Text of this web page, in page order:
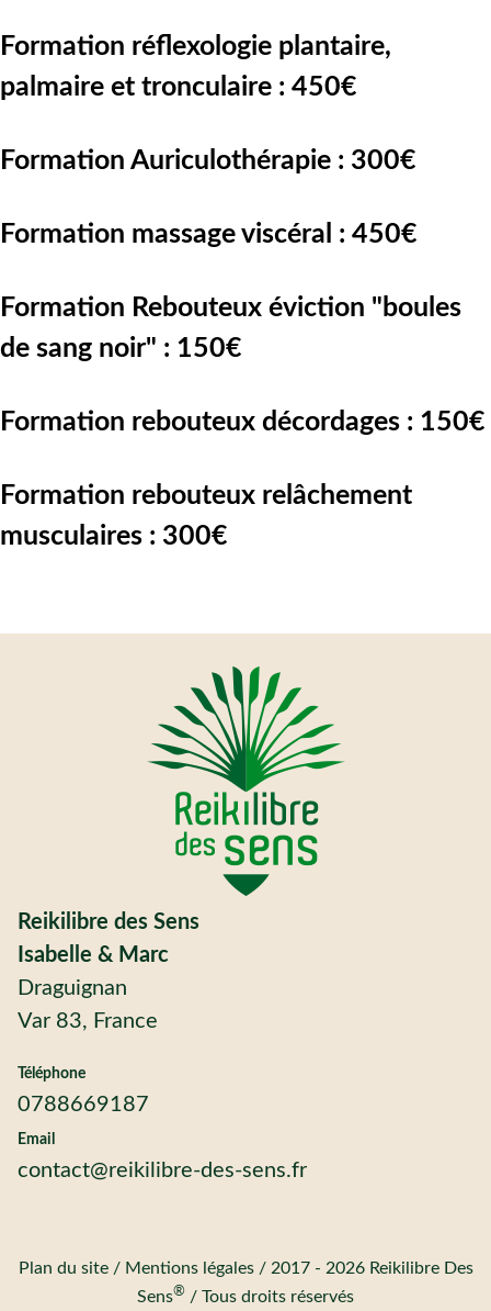
Formation réflexologie plantaire,
palmaire et tronculaire : 450€
Formation Auriculothérapie : 300€
Formation massage viscéral : 450€
Formation Rebouteux éviction "boules
de sang noir" : 150€
Formation rebouteux décordages : 150€
Formation rebouteux relâchement
musculaires : 300€
Reikilibre des Sens
Isabelle & Marc
Draguignan
Var 83, France
Téléphone
0788669187
Email
contact@reikilibre-des-sens.fr
Plan du site / Mentions légales /2017 - 2026 Reikilibre Des
Sens® / Tous droits réservés